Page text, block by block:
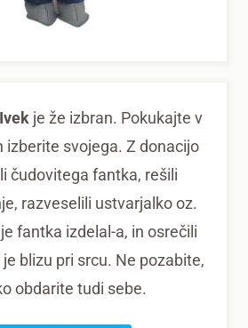
je že izbran. Pokukajte v
izberite svojega. Z donacijo
čudovitega fantka, rešili
razveselili ustvarjalko oz.
fantka izdelal-a, in osrečili
blizu pri srcu. Ne pozabite,
obdarite tudi sebe.